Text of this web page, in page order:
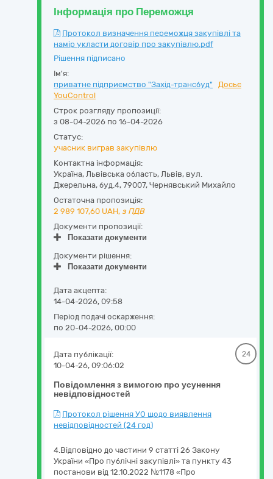
Інформація про Переможця
Протокол визначення переможця закупівлі та
намір укласти договір про закупівлю.pdf
Рішення підписано
Ім'я:
приватне підприємство "Захід-трансбуд"
Досьє
YouControl
Строк розгляду пропозиції:
з 08-04-2026 по 16-04-2026
Статус:
учасник виграв закупівлю
Контактна інформація:
Україна, Львівська область, Львів, вул.
Джерельна, буд.4, 79007, Чернявський Михайло
Остаточна пропозиція:
2 989 107,60 UAH, з ПДВ
Документи пропозиції:
Показати документи
Документи рішення:
Показати документи
Дата акцепта:
14-04-2026, 09:58
Період подачі оскарження:
по 20-04-2026, 00:00
Повідомлення з вимогою про усунення
невідповідностей
Дата публікації:
10-04-26, 09:06:02
24
Протокол рішення УО щодо виявлення
невідповідностей (24 год)
4.Відповідно до частини 9 статті 26 Закону
України «Про публічні закупівлі» та пункту 43
постанови від 12.10.2022 №1178 «Про